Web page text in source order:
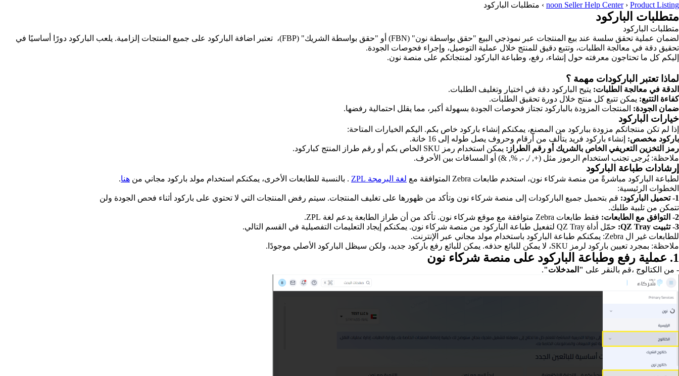
noon Seller Help Center› Product Listing
› متطلبات الباركود
متطلبات الباركود
متطلبات الباركود
لضمان عملية تحقق سلسة عند بيع المنتجات عبر نموذجي البيع "حقق بواسطة نون" (FBN) أو "حقق بواسطة الشريك" (FBP)، تعتبر اضافة الباركود على جميع المنتجات إلزامية. يلعب الباركود دورًا أساسيًا في
تحقيق دقة في معالجة الطلبات، وتتبع دقيق للمنتج خلال عملية التوصيل، وإجراء فحوصات الجودة.
إليكم كل ما تحتاجون معرفته حول إنشاء، رفع، وطباعة الباركود لمنتجاتكم على منصة نون.
لماذا تعتبر الباركودات مهمة ؟
الدقة في معالجة الطلبات: يتيح الباركود دقة في اختيار وتغليف الطلبات.
كفاءة التتبع: يمكن تتبع كل منتج خلال دورة تحقيق الطلبات.
ضمان الجودة: المنتجات المزودة بالباركود تجتاز فحوصات الجودة بسهولة أكبر، مما يقلل احتمالية رفضها.
خيارات الباركود
إذا لم تكن منتجاتكم مزودة بباركود من المصنع، يمكنكم إنشاء باركود خاص بكم. اليكم الخيارات المتاحة:
باركود مخصص: إنشاء باركود فريد يتألف من أرقام وحروف يصل طوله إلى 16 خانة.
رمز التخزين التعريفي الخاص بالشريك أو رقم الطراز: يمكن استخدام رمز SKU الخاص بكم أو رقم طراز المنتج كباركود.
ملاحظة: يُرجى تجنب استخدام الرموز مثل (+, /, -, %, &) أو المسافات بين الأحرف.
إرشادات طباعة الباركود
لطباعة الباركود مباشرةً من منصة شركاء نون، استخدم طابعات Zebra المتوافقة مع لغة البرمجة ZPL . بالنسبة للطابعات الأخرى، يمكنكم استخدام مولد باركود مجاني من هنا.
الخطوات الرئيسية:
1- تحميل الباركود:
قم بتحميل جميع الباركودات إلى منصة شركاء نون وتأكد من ظهورها على تغليف المنتجات. سيتم رفض المنتجات التي لا تحتوي على باركود أثناء فحص الجودة ولن
تتمكن من تلبية طلبك.
2- التوافق مع الطابعات:
فقط طابعات Zebra متوافقة مع موقع شركاء نون. تأكد من أن طراز الطابعة يدعم لغة ZPL.
3- تثبيت QZ Tray:
حمّل أداة QZ Tray لتفعيل طباعة الباركود من منصة شركاء نون. يمكنكم إيجاد التعليمات التفصيلية في القسم التالي.
للطابعات غير ال Zebra: يمكنكم طباعة الباركود باستخدام مولد مجاني عبر الإنترنت.
ملاحظة: بمجرد تعيين باركود لرمز SKU، لا يمكن للبائع حذفه. يمكن للبائع رفع باركود جديد، ولكن سيظل الباركود الأصلي موجودًا.
1. عملية رفع وطباعة الباركود على منصة شركاء نون
- من الكتالوج ،قم بالنقر على "المدخلات".